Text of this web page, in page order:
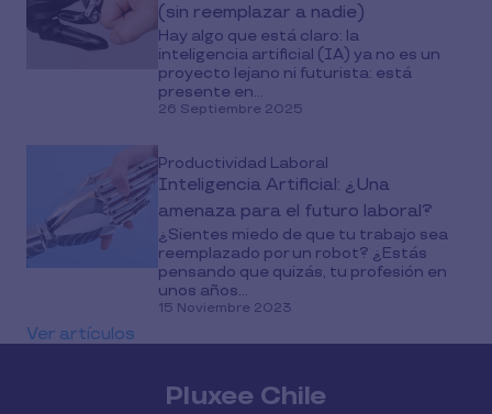
(sin reemplazar a nadie)
Hay algo que está claro: la
inteligencia artificial (IA) ya no es un
proyecto lejano ni futurista: está
presente en...
26 Septiembre 2025
Productividad Laboral
Inteligencia Artificial: ¿Una
amenaza para el futuro laboral?
¿Sientes miedo de que tu trabajo sea
reemplazado por un robot? ¿Estás
pensando que quizás, tu profesión en
unos años...
15 Noviembre 2023
Ver artículos
Pluxee Chile